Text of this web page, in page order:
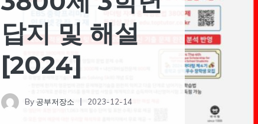
답지 및 해설
[2024]
By 공부저장소 2023-12-14